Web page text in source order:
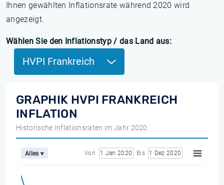
Ihnen gewählten Inflationsrate während 2020 wird
angezeigt.
Wählen Sie den Inflationstyp / das Land aus:
HVPI Frankreich
GRAPHIK HVPI FRANKREICH
INFLATION
Historische Inflationsraten im Jahr 2020
Alles ▾ Von 1 Jan 2020 Bis 1 Dez 2020